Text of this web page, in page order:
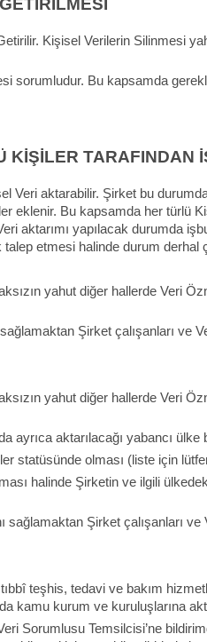
Kişisel Verilerin Silinmesi
sorumludur. Bu kapsamda
KİŞİLER TARAFINDAN
Veri aktarabilir. Şirket bu
Bu kapsamda her türlü
aktarımı yapılacak durumda
etmesi halinde durum derhal
yahut diğer hallerde Veri
Şirket çalışanları
yahut diğer hallerde Veri
aktarılacağı yabancı
statüsünde olması (liste için
halinde Şirketin ve ilgili
sağlamaktan Şirket çalışanları
teşhis, tedavi ve bakım
kamu kurum ve kuruluşlarına
Sorumlusu Temsilcisi’ne